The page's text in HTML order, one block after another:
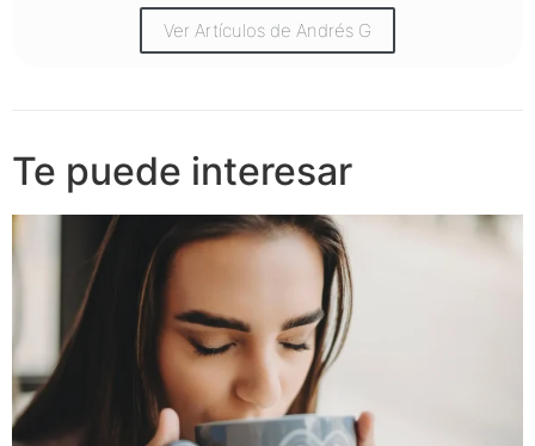
Ver Artículos de Andrés G
Te puede interesar